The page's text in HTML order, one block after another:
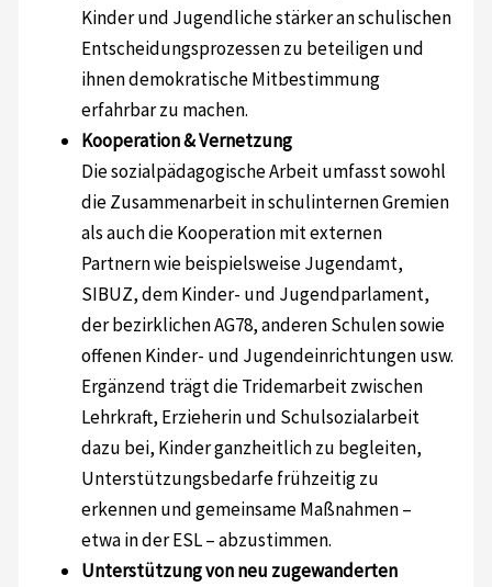
Kinder und Jugendliche stärker an schulischen
Entscheidungsprozessen zu beteiligen und
ihnen demokratische Mitbestimmung
erfahrbar zu machen.
Kooperation & Vernetzung
Die sozialpädagogische Arbeit umfasst sowohl
die Zusammenarbeit in schulinternen Gremien
als auch die Kooperation mit externen
Partnern wie beispielsweise Jugendamt,
SIBUZ, dem Kinder- und Jugendparlament,
der bezirklichen AG78, anderen Schulen sowie
offenen Kinder- und Jugendeinrichtungen usw.
Ergänzend trägt die Tridemarbeit zwischen
Lehrkraft, Erzieherin und Schulsozialarbeit
dazu bei, Kinder ganzheitlich zu begleiten,
Unterstützungsbedarfe frühzeitig zu
erkennen und gemeinsame Maßnahmen –
etwa in der ESL – abzustimmen.
Unterstützung von neu zugewanderten